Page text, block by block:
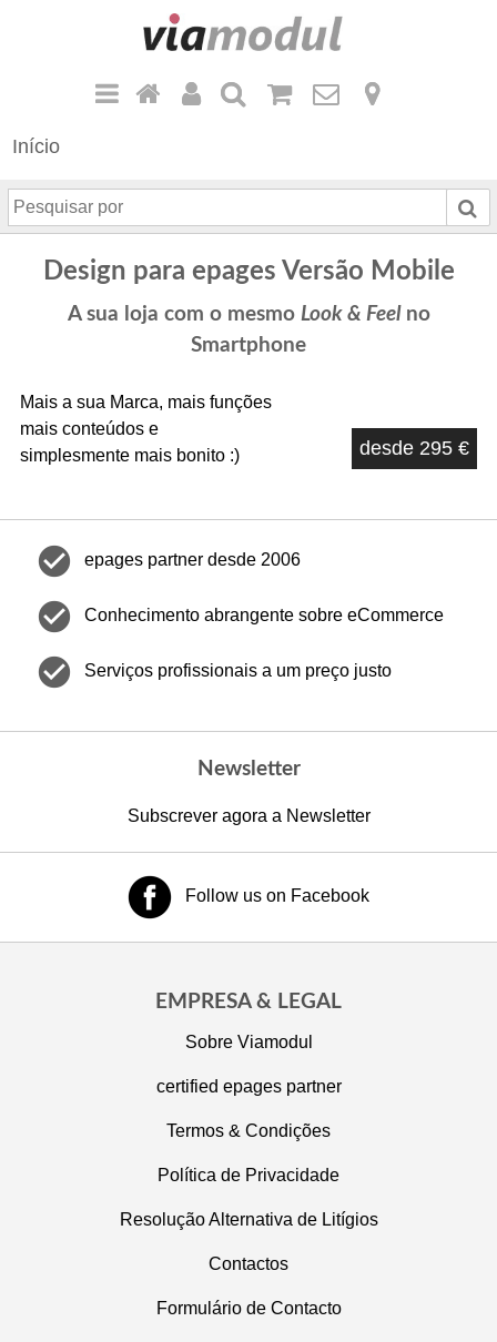
Início
P
e
Design para epages Versão Mobile
A sua loja com o mesmo Look & Feel no
Smartphone
Mais a sua Marca, mais funções
mais conteúdos e
simplesmente mais bonito :)
desde 295 €
check_circle epages partner desde 2006
check_circle Conhecimento abrangente sobre eCommerce
check_circle Serviços profissionais a um preço justo
Newsletter
Subscrever agora a Newsletter
Follow us on Facebook
EMPRESA & LEGAL
Sobre Viamodul
certified epages partner
Termos & Condições
Política de Privacidade
Resolução Alternativa de Litígios
Contactos
Formulário de Contacto